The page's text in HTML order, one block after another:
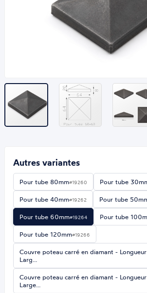
Autres variantes
Pour tube 80mm#19260 Pour tube
Pour tube 40mm#19262 Pour tube
Pour tube 60mm#19264 Pour tube
Pour tube 120mm#19266
Couvre poteau carré en diamant -
Larg…
Couvre poteau carré en diamant -
Large…